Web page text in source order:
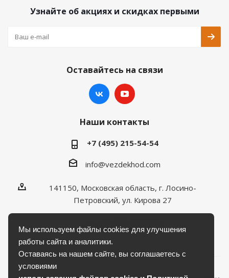
Узнайте об акциях и скидках первыми
Оставайтесь на связи
Наши контакты
+7 (495) 215-54-54
info@vezdekhod.com
141150, Московская область, г. Лосино-
Петровский, ул. Кирова 27
Пн - Пт 08:00 до 17:00
Мы используем файлы cookies для улучшения
работы сайта и аналитики.
Оставаясь на нашем сайте, вы соглашаетесь с
условиями